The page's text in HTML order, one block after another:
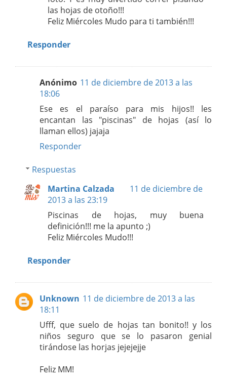
las hojas de otoño!!!
Feliz Miércoles Mudo para ti también!!!
Responder
Anónimo 11 de diciembre de 2013 a las
18:06
Ese es el paraíso para mis hijos!! les
encantan las "piscinas" de hojas (así lo
llaman ellos) jajaja
Responder
Respuestas
Martina Calzada
11 de diciembre de
2013 a las 23:19
Piscinas de hojas, muy buena
definición!!! me la apunto ;)
Feliz Miércoles Mudo!!!
Responder
Unknown 11 de diciembre de 2013 a las
18:11
Ufff, que suelo de hojas tan bonito!! y los
niños seguro que se lo pasaron genial
tirándose las horjas jejejejje
Feliz MM!